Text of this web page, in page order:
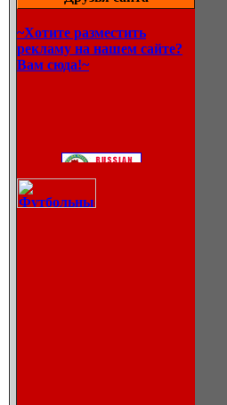
~Хотите разместить
рекламу на нашем сайте?
Вам сюда!~